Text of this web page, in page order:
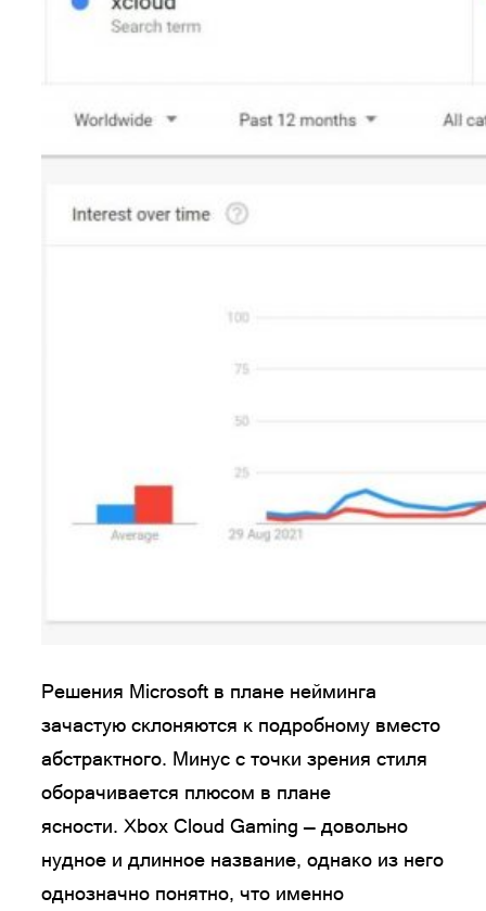
Решения Microsoft в плане нейминга
зачастую склоняются к подробному вместо
абстрактного. Минус с точки зрения стиля
оборачивается плюсом в плане
ясности. Xbox Cloud Gaming — довольно
нудное и длинное название, однако из него
однозначно понятно, что именно